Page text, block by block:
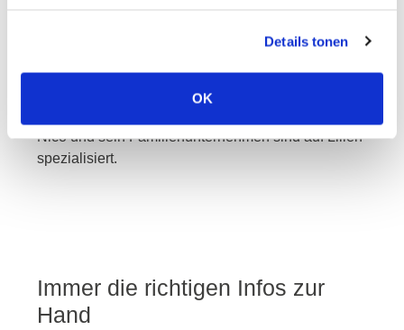
Details tonen
OK
Die wunderschönen Lilien von Nico sind neben
ihrer Spitzenqualität auch sehr beeindruckend.
Nico und sein Familienunternehmen sind auf Lilien
spezialisiert.
Immer die richtigen Infos zur
Hand